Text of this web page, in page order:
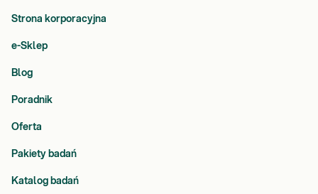
Strona korporacyjna
e-Sklep
Blog
Poradnik
Oferta
Pakiety badań
Katalog badań